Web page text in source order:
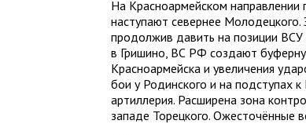
На Красноармейском направлении
наступают севернее
продолжив давить на позиции ВСУ
в Гришино, ВС РФ создают
Красноармейска и увеличения
бои у Родинского и на подступах
артиллерия. Расширена зона
западе Торецкого. Ожесточённые